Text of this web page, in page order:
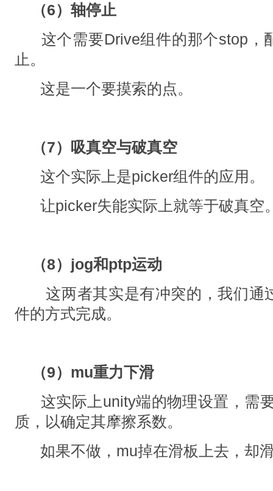
（6）轴停止
这个需要Drive组件的那个stop，
止。
这是一个要摸索的点。
（7）吸真空与破真空
这个实际上是picker组件的应用。
让picker失能实际上就等于破真空
（8）jog和ptp运动
这两者其实是有冲突的，我们通
件的方式完成。
（9）mu重力下滑
这实际上unity端的物理设置，需
质，以确定其摩擦系数。
如果不做，mu掉在滑板上去，却